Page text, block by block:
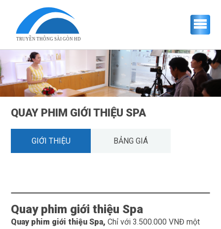
TRUYỀN THÔNG SÀI GÒN HD
QUAY PHIM GIỚI THIỆU SPA
GIỚI THIỆU BẢNG GIÁ
Quay phim giới thiệu Spa
Quay phim giới thiệu Spa, Chỉ với 3.500.000 VNĐ một